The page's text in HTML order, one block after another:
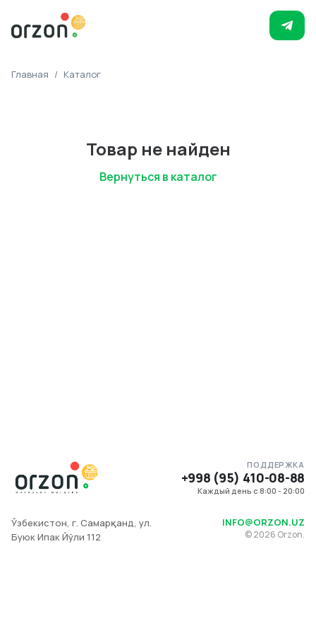
Главная / Каталог
Товар не найден
Вернуться в каталог
ПОДДЕРЖКА
+998 (95) 410-08-88
Каждый день с 8:00 - 20:00
Ўзбекистон, г. Самарқанд, ул.
Буюк Ипак Йўли 112
INFO@ORZON.UZ
©2026 Orzon.